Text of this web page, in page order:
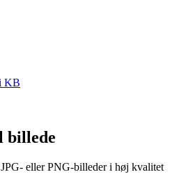
KB
billede
eller PNG-billeder i høj kvalitet